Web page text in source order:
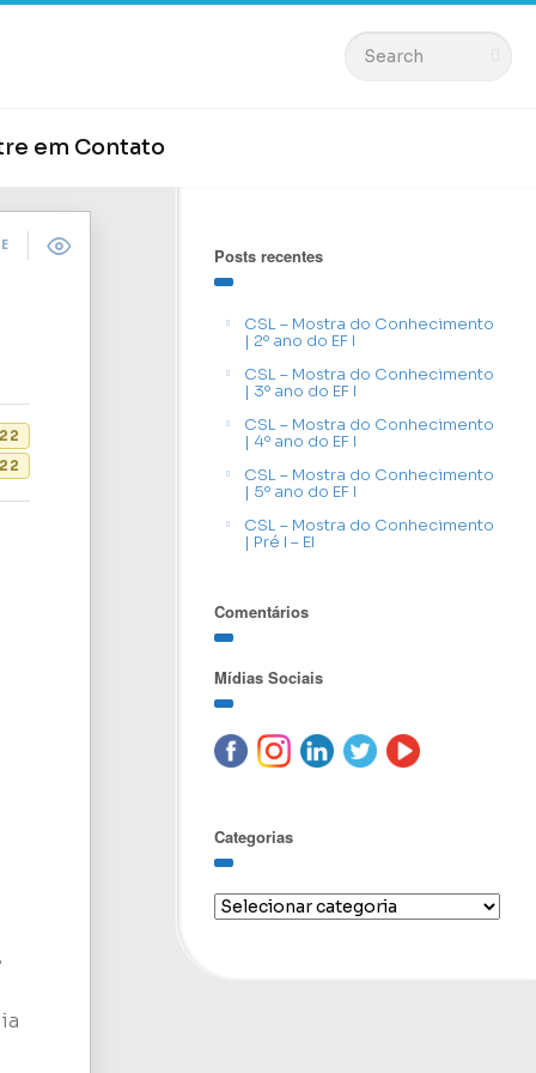
em Contato
Posts recentes
CSL – Mostra do Conhecimento
| 2º ano do EF I
CSL – Mostra do Conhecimento
| 3º ano do EF I
CSL – Mostra do Conhecimento
| 4º ano do EF I
CSL – Mostra do Conhecimento
| 5º ano do EF I
CSL – Mostra do Conhecimento
| Pré I – EI
Comentários
Mídias Sociais
Categorias